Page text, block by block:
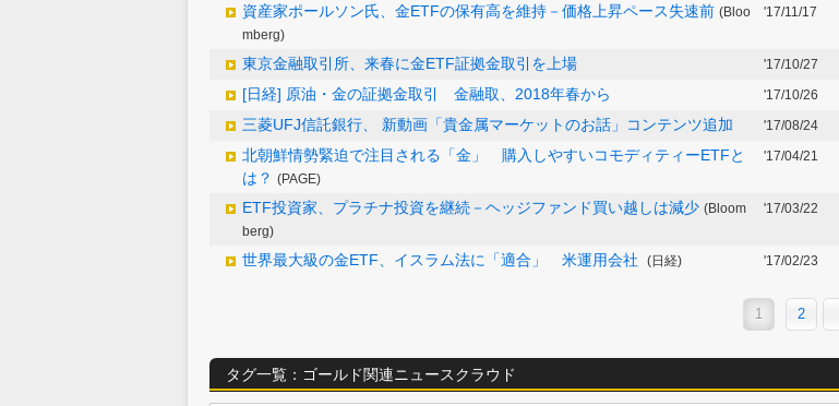
資産家ポールソン氏、金ETFの保有高を維持－価格上昇ペース失速前 (Bloo
mberg)
'17/11/17
東京金融取引所、来春に金ETF証拠金取引を上場 '17/10/27
[日経] 原油・金の証拠金取引 金融取、2018年春から '17/10/26
三菱UFJ信託銀行、 新動画「貴金属マーケットのお話」コンテンツ追加 '17/08/24
北朝鮮情勢緊迫で注目される「金」 購入しやすいコモディティーETFと
は？ (PAGE)
'17/04/21
ETF投資家、プラチナ投資を継続－ヘッジファンド買い越しは減少 (Bloom
berg)
'17/03/22
世界最大級の金ETF、イスラム法に「適合」 米運用会社 (日経) '17/02/23
1 2
タグ一覧：ゴールド関連ニュースクラウド